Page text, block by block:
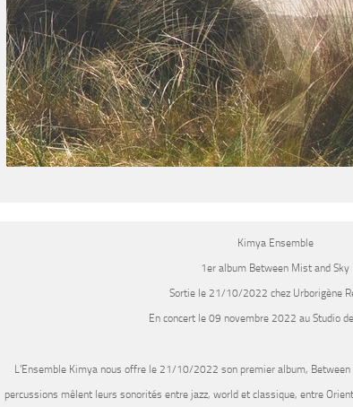
Kimya Ensemble
1er album Between Mist and Sky
Sortie le 21/10/2022 chez Urborigène
En concert le 09 novembre 2022 au Studio
L’Ensemble Kimya nous offre le 21/10/2022 son premier album,
percussions mêlent leurs sonorités entre jazz, world et classique, entre